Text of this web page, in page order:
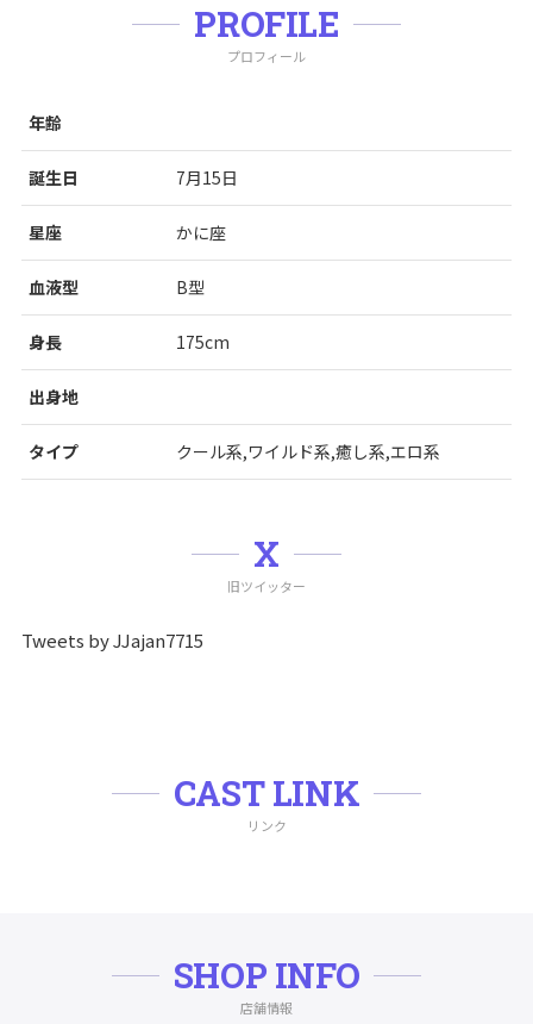
PROFILE
プロフィール
年齢
誕生日 7月15日
星座 かに座
血液型 B型
身長 175cm
出身地
タイプ クール系,ワイルド系,癒し系,エロ系
X
旧ツイッター
Tweets by JJajan7715
CAST LINK
リンク
SHOP INFO
店舗情報